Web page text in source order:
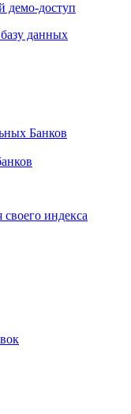
демо-доступ
данных
Банков
индекса